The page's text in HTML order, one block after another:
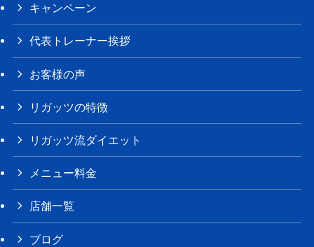
キャンペーン
代表トレーナー挨拶
お客様の声
リガッツの特徴
リガッツ流ダイエット
メニュー料金
店舗一覧
ブログ